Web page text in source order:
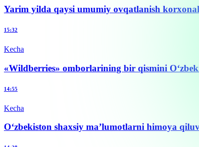
Yarim yilda qaysi umumiy ovqatlanish
15:32
Kecha
«Wildberries» omborlarining bir qismini
14:55
Kecha
O‘zbekiston shaxsiy ma’lumotlarni himoya